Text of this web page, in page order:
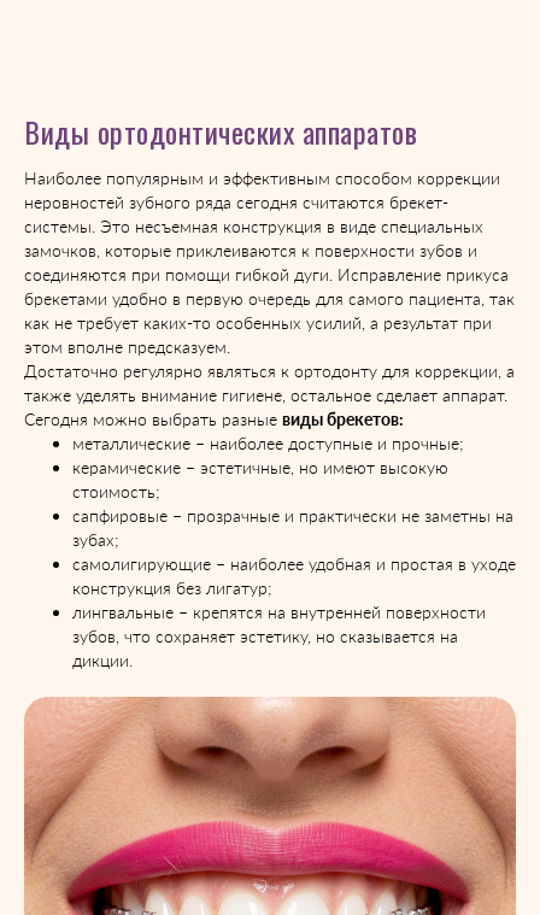
Виды ортодонтических аппаратов
Наиболее популярным и эффективным способом коррекции
неровностей зубного ряда сегодня считаются брекет-
системы. Это несъемная конструкция в виде специальных
замочков, которые приклеиваются к поверхности зубов и
соединяются при помощи гибкой дуги. Исправление прикуса
брекетами удобно в первую очередь для самого пациента, так
как не требует каких-то особенных усилий, а результат при
этом вполне предсказуем.
Достаточно регулярно являться к ортодонту для коррекции, а
также уделять внимание гигиене, остальное сделает аппарат.
Сегодня можно выбрать разные виды брекетов:
металлические – наиболее доступные и прочные;
керамические – эстетичные, но имеют высокую
стоимость;
сапфировые – прозрачные и практически не заметны на
зубах;
самолигирующие – наиболее удобная и простая в уходе
конструкция без лигатур;
лингвальные – крепятся на внутренней поверхности
зубов, что сохраняет эстетику, но сказывается на
дикции.